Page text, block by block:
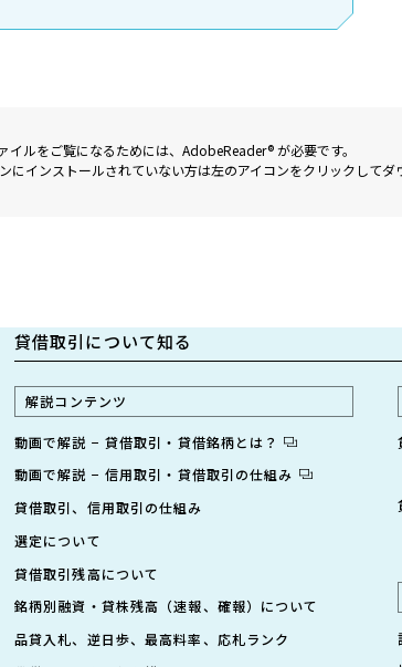
イルをご覧になるためには、AdobeReader® が必要です。
にインストールされていない方は左のアイコンをクリックしてダ
貸借取引について知る
解説コンテンツ
動画で解説 − 貸借取引・貸借銘柄とは？
動画で解説 − 信用取引・貸借取引の仕組み
貸借取引、信用取引の仕組み
選定について
貸借取引残高について
銘柄別融資・貸株残高（速報、確報）について
品貸入札、逆日歩、最高料率、応札ランク